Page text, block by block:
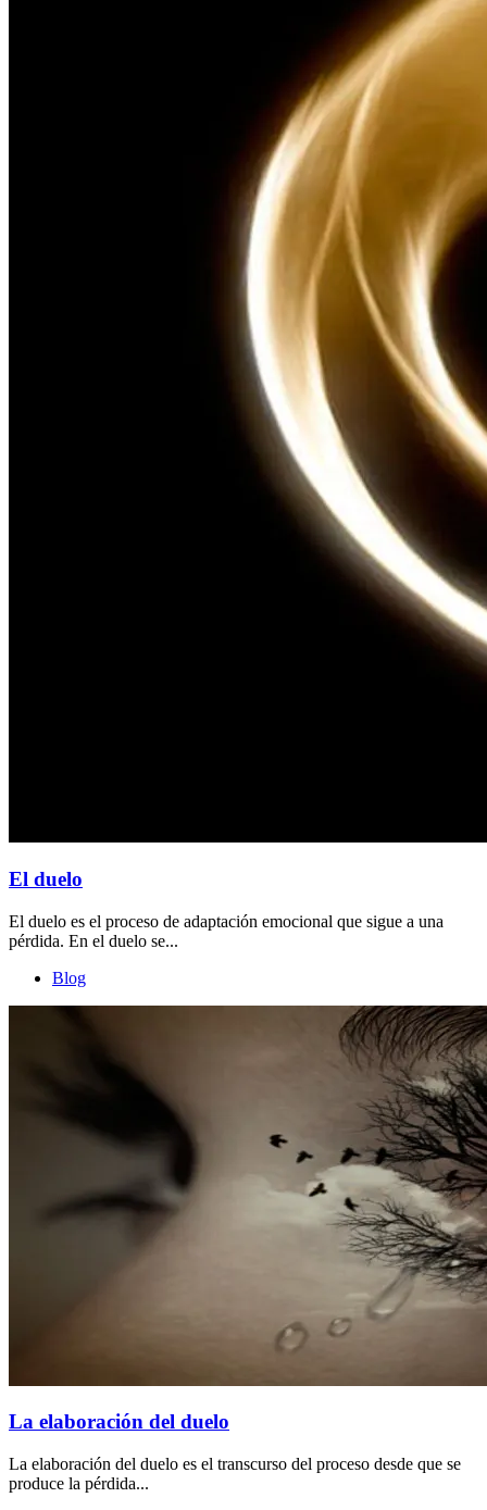
El duelo
El duelo es el proceso de adaptación emocional que sigue a una
pérdida. En el duelo se...
Blog
La elaboración del duelo
La elaboración del duelo es el transcurso del proceso desde que se
produce la pérdida...